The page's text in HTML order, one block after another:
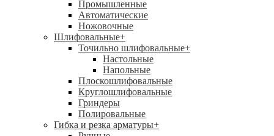
Промышленные
Автоматические
Ножовочные
Шлифовальные+
Точильно шлифовальные+
Настольные
Напольные
Плоскошлифовальные
Круглошлифовальные
Гриндеры
Полировальные
Гибка и резка арматуры+